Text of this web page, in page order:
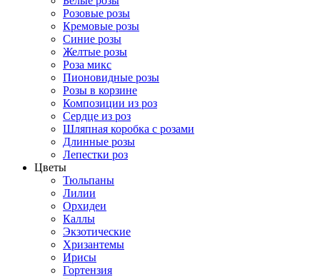
Розовые розы
Кремовые розы
Синие розы
Желтые розы
Роза микс
Пионовидные розы
Розы в корзине
Композиции из роз
Сердце из роз
Шляпная коробка с розами
Длинные розы
Лепестки роз
Цветы
Тюльпаны
Лилии
Орхидеи
Каллы
Экзотические
Хризантемы
Ирисы
Гортензия